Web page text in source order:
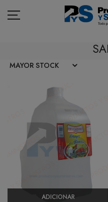
PAPELERÍA
CAFETERÍA
SEGURIDAD INDUSTRIAL
MOBILIARIOADICIONAR